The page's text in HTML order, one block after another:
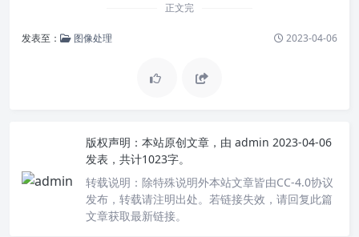
正文完
发表至： 图像处理 2023-04-06
版权声明： 本站原创文章，由 admin 2023-04-06
发表，共计1023字。
转载说明： 除特殊说明外本站文章皆由CC-4.0协议
发布，转载请注明出处。若链接失效，请回复此篇
文章获取最新链接。